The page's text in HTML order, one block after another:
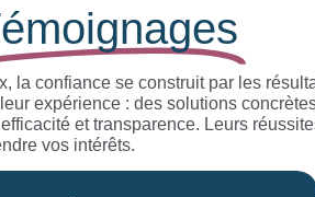
la confiance se construit par les
expérience : des solutions
et transparence. Leurs
vos intérêts.